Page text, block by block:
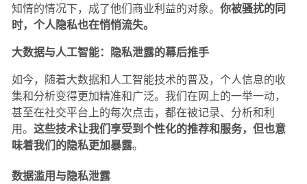
知情的情况下，成了他们商业利益的对象。 你被骚扰的同
时，个人隐私也在悄悄流失。
大数据与人工智能：隐私泄露的幕后推手
如今，随着大数据和人工智能技术的普及，个人信息的收
集和分析变得更加精准和广泛。我们在网上的一举一动，
甚至在社交平台上的每次点击，都在被记录、分析和利
用。 这些技术让我们享受到个性化的推荐和服务，但也意
味着我们的隐私更加暴露。
数据滥用与隐私泄露